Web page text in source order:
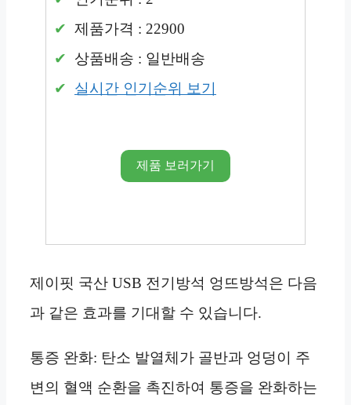
제품가격 : 22900
상품배송 : 일반배송
실시간 인기순위 보기
제품 보러가기
제이핏 국산 USB 전기방석 엉뜨방석은 다음
과 같은 효과를 기대할 수 있습니다.
통증 완화: 탄소 발열체가 골반과 엉덩이 주
변의 혈액 순환을 촉진하여 통증을 완화하는